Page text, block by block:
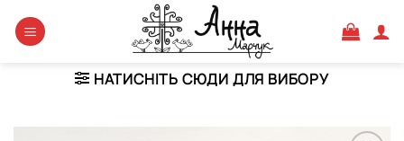
НАТИСНІТЬ СЮДИ ДЛЯ ВИБОРУ